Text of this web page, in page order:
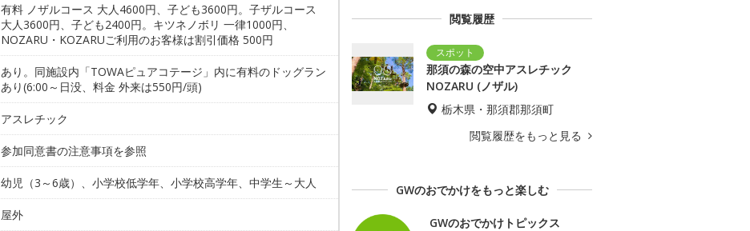
有料 ノザルコース 大人4600円、子ども3600円。子ザルコース
大人3600円、子ども2400円。キツネノボリ 一律1000円、
NOZARU・KOZARUご利用のお客様は割引価格 500円
あり。同施設内「TOWAピュアコテージ」内に有料のドッグラン
あり(6:00～日没、料金 外来は550円/頭)
アスレチック
参加同意書の注意事項を参照
幼児（3～6歳）、小学校低学年、小学校高学年、中学生～大人
屋外
閲覧履歴
那須の森の空中アスレチック
NOZARU (ノザル)
栃木県・那須郡那須町
閲覧履歴をもっと見る
GWのおでかけをもっと楽しむ
GWのおでかけトピックス